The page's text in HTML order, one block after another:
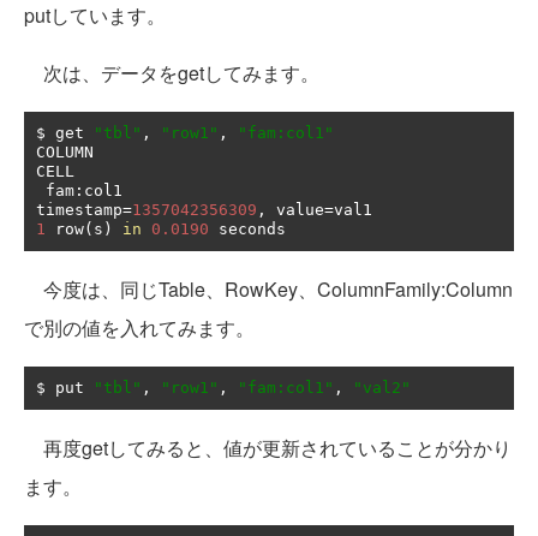
putしています。
次は、データをgetしてみます。
$ get "tbl" , "row1" ,
"fam:col1"
COLUMN
CELL
fam : col1
timestamp=1357042356309 , value=
1 row( s ) in 0.0190 seconds
今度は、同じTable、RowKey、ColumnFamily:Column
で別の値を入れてみます。
$ put "tbl" , "row1" , "fam:col1" , "val2"
再度getしてみると、値が更新されていることが分かり
ます。